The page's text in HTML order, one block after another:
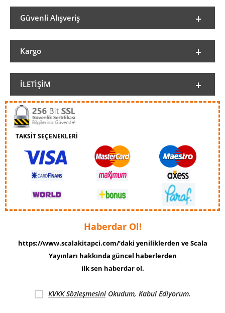
Güvenli Alışveriş
Kargo
İLETIŞIM
TAKSİT SEÇENEKLERİ
Haberdar Ol!
https://www.scalakitapci.com/’daki yeniliklerden ve Scala
Yayınları hakkında güncel haberlerden
ilk sen haberdar ol.
KVKK SözleşmesiniOkudum, Kabul Ediyorum.